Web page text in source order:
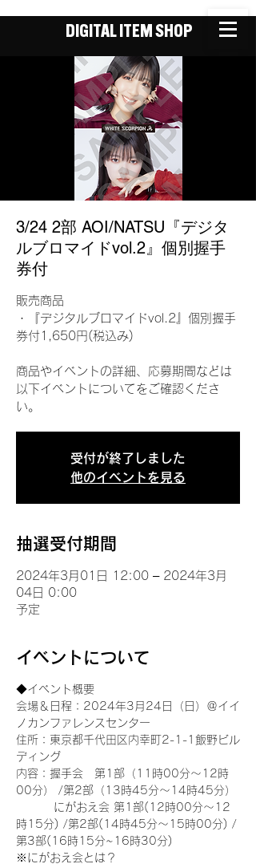
DIGITAL ITEM SHOP
3/24 2部 AOI/NATSU『デジタ
ルブロマイドvol.2』個別握手
券付
販売商品
・『デジタルブロマイドvol.2』個別握手
券付1,650円(税込み)
商品やイベントの詳細、応募期間などは
以下イベントについてをご確認くださ
い。
受付が終了しました
他のイベントを見る
抽選受付期間
2024年3月01日 12:00 – 2024年3月
04日 0:00
予定
イベントについて
◆イベント概要
会場＆日程：2024年3月24日（日）＠イイ
ノカンファレンスセンター
住所：東京都千代田区内幸町2-1-1飯野ビル
ディング
内容：握手会　第1部（11時00分～12時
00分） /第2部（13時45分～14時45分）
にがおえ会 第1部(12時00分～12
時15分) /第2部(14時45分～15時00分) /
第3部(16時15分~16時30分)
※にがおえ会とは？